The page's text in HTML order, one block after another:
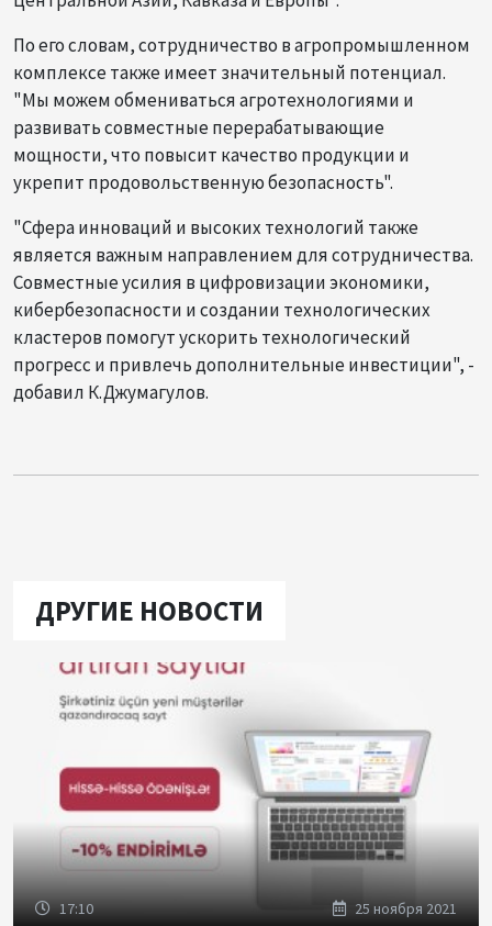
По его словам, сотрудничество в агропромышленном
комплексе также имеет значительный потенциал.
"Мы можем обмениваться агротехнологиями и
развивать совместные перерабатывающие
мощности, что повысит качество продукции и
укрепит продовольственную безопасность".
"Сфера инноваций и высоких технологий также
является важным направлением для сотрудничества.
Совместные усилия в цифровизации экономики,
кибербезопасности и создании технологических
кластеров помогут ускорить технологический
прогресс и привлечь дополнительные инвестиции", -
добавил К.Джумагулов.
ДРУГИЕ НОВОСТИ
17:10 25 ноября 2021